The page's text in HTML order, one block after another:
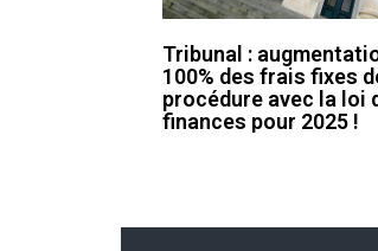
Tribunal :
100% des frais fixes
procédure avec la loi
finances pour 2025 !